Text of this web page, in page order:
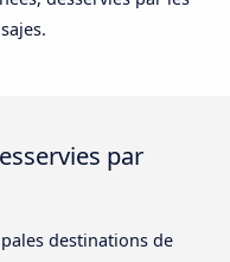
par
destinations de